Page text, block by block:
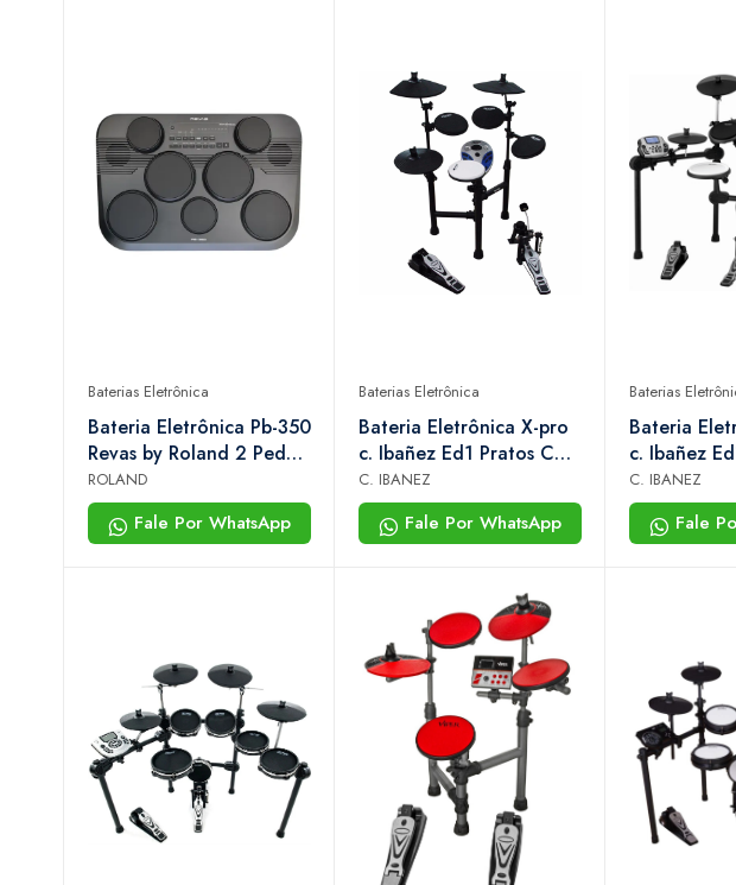
Baterias Eletrônica
Bateria Eletrônica Pb-350
Revas by Roland 2 Pedais
7 Pads Usb Midi
ROLAND
Fale Por WhatsApp
Baterias Eletrônica
Bateria Eletrônica X-pro
c. Ibañez Ed1 Pratos Com
Função Choke e Pedal
de Bumbo Incluso
C. IBANEZ
Fale Por WhatsApp
Baterias
Bateria
c. Ibañez
Dual Zone,
Choke e
Duplo
C. IBANEZ
Fale